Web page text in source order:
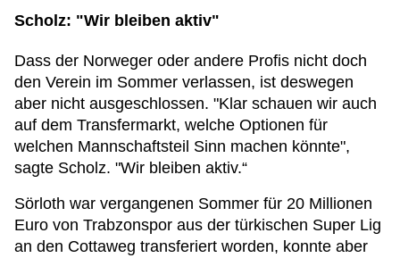
Scholz: "Wir bleiben aktiv"
Dass der Norweger oder andere Profis nicht doch
den Verein im Sommer verlassen, ist deswegen
aber nicht ausgeschlossen. "Klar schauen wir auch
auf dem Transfermarkt, welche Optionen für
welchen Mannschaftsteil Sinn machen könnte",
sagte Scholz. "Wir bleiben aktiv.“
Sörloth war vergangenen Sommer für 20 Millionen
Euro von Trabzonspor aus der türkischen Super Lig
an den Cottaweg transferiert worden, konnte aber